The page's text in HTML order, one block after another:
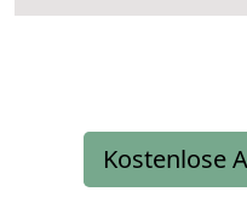
Kostenlose